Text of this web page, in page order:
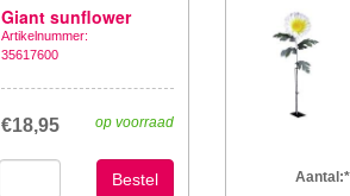
Giant sunflower
Artikelnummer:
35617600
op voorraad
€18,95
Bestel Aantal:*